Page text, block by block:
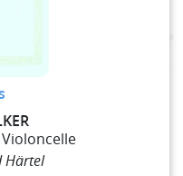
Härtel